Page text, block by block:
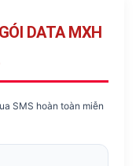
DATA MXH
SMS hoàn toàn miễn